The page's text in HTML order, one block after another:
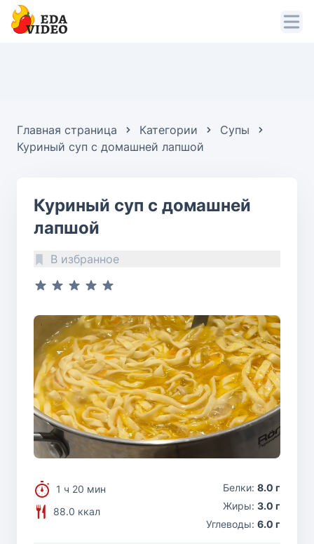
Главная страница Категории
Супы
Куриный суп с домашней лапшой
Куриный суп с домашней
лапшой
В избранное
1 ч 20 мин
88.0 ккал
Белки: 8.0 г
Жиры: 3.0 г
Углеводы: 6.0 г